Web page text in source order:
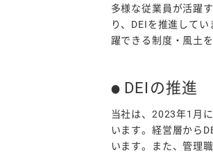
多様な従業員が活躍
り、DEIを推進して
躍できる制度・風土
DEIの推進
当社は、2023年1月
います。経営層から
います。また、管理